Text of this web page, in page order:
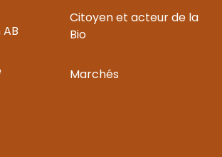
Citoyen et acteur de la
Bio
Marchés